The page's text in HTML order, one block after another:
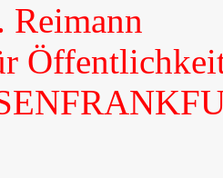
Reimann